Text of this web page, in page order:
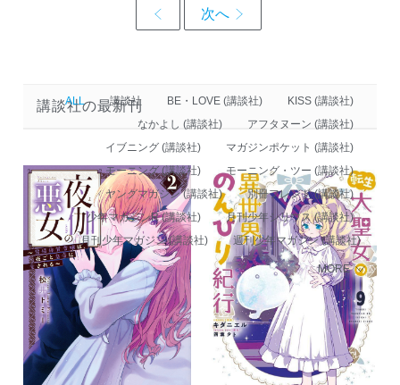
講談社の最新刊
ALL 講談社 BE・LOVE (講談社)
KISS (講談社)
なかよし (講談社)
アフタヌーン (講談社)
イブニング (講談社)
マガジンポケット (講談社)
モーニング (講談社)
モーニング・ツー (講談社)
ヤングマガジン (講談社)
別冊フレンド (講談社)
少年マガジンR (講談社)
月刊少年シリウス (講談社)
月刊少年マガジン (講談社)
週刊少年マガジン (講談社)
MORE